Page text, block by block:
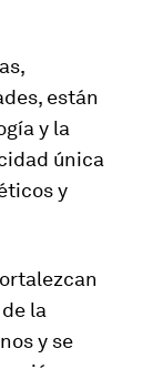
están
y la
única
y
la
y se